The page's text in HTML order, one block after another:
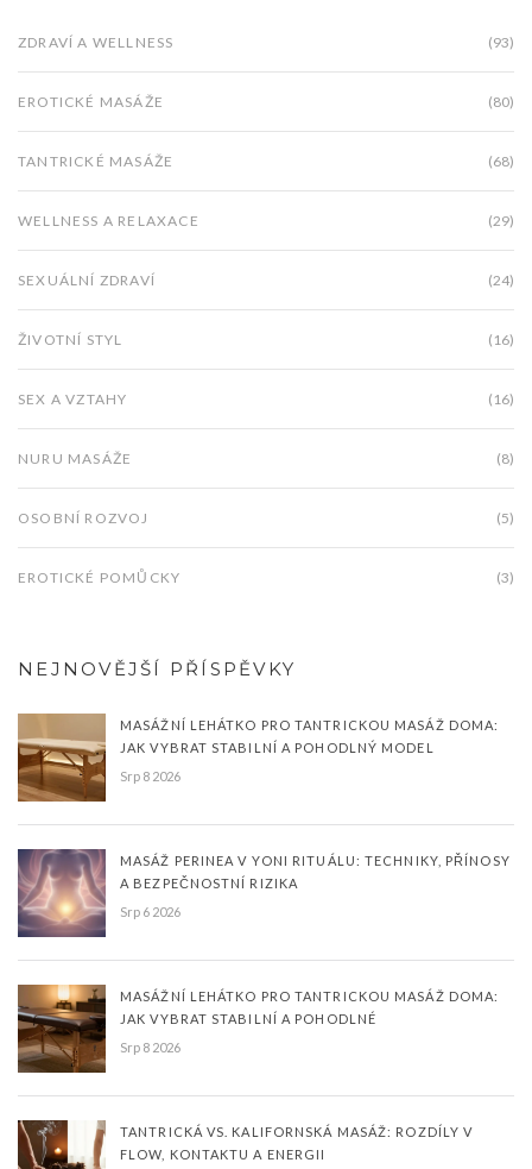
ZDRAVÍ A WELLNESS (93)
EROTICKÉ MASÁŽE (80)
TANTRICKÉ MASÁŽE (68)
WELLNESS A RELAXACE (29)
SEXUÁLNÍ ZDRAVÍ (24)
ŽIVOTNÍ STYL (16)
SEX A VZTAHY (16)
NURU MASÁŽE (8)
OSOBNÍ ROZVOJ (5)
EROTICKÉ POMŮCKY (3)
NEJNOVĚJŠÍ PŘÍSPĚVKY
MASÁŽNÍ LEHÁTKO PRO TANTRICKOU MASÁŽ DOMA:
JAK VYBRAT STABILNÍ A POHODLNÝ MODEL
Srp 8 2026
MASÁŽ PERINEA V YONI RITUÁLU: TECHNIKY, PŘÍNOSY
A BEZPEČNOSTNÍ RIZIKA
Srp 6 2026
MASÁŽNÍ LEHÁTKO PRO TANTRICKOU MASÁŽ DOMA:
JAK VYBRAT STABILNÍ A POHODLNÉ
Srp 8 2026
TANTRICKÁ VS. KALIFORNSKÁ MASÁŽ: ROZDÍLY V
FLOW, KONTAKTU A ENERGII